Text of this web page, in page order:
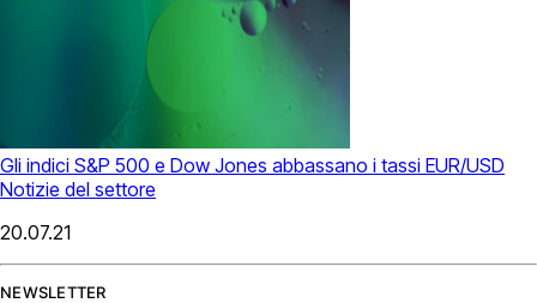
Gli indici S&P 500 e Dow Jones abbassano i tassi EUR/USD
Notizie del settore
20.07.21
NEWSLETTER